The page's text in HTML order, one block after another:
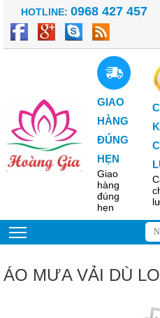
HOTLINE: 0968 427 457
GIAO
HÀNG
ĐÚNG
HẸN
Giao
hàng
đúng
hẹn
ÁO MƯA VẢI DÙ